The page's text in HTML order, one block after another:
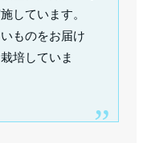
しています。
ものをお届け
培していま